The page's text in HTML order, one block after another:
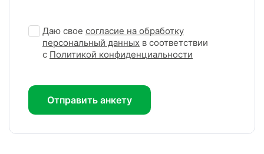
Даю свое согласие на обработку
персональный данных в соответствии
с Политикой конфиденциальности
Отправить анкету